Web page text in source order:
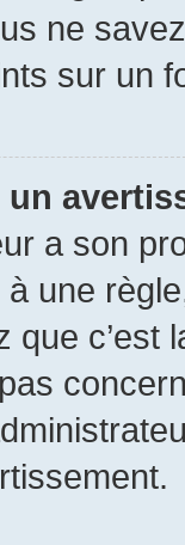
ne
sur un
a son
une
c’est